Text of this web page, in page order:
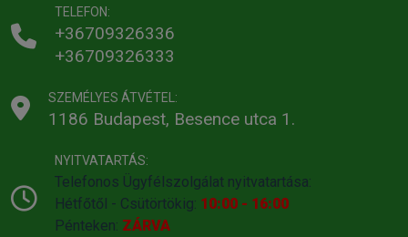
farkaséval; ami azt jelenti, hogy ő egy ragadozó, a húsokban,
illetve fehérjékben és zsírokban bőséges étrendet tudja
hatékonyan feldolgozni.
Az Acana tele van tápláló fehérjékkel és zsírokkal, mialatt
mérsékelt mennyiségben tartalmaz szénhidrátokat. Ez a
tényeknek és az Anyatermészet által a ragadozók számára
biztosított étrendnek.
TELEFON:
+36709326336
+36709326333
SZEMÉLYES ÁTVÉTEL:
1186 Budapest, Besence utca 1.
NYITVATARTÁS:
Telefonos Ügyfélszolgálat nyitvatartása:
Hétfőtől - Csütörtökig: 10:00 - 16:00
Pénteken: ZÁRVA